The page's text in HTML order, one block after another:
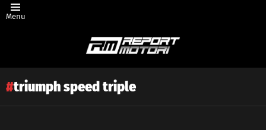
Menu
triumph speed triple